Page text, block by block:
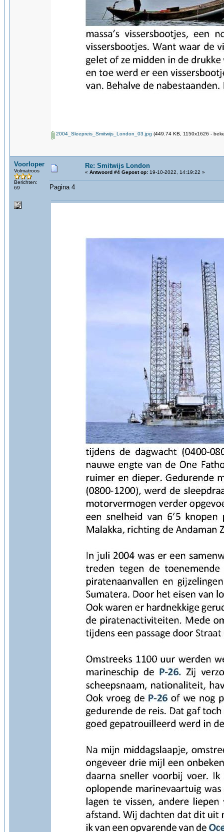
2004_Sleepreis_Smitwijs_London_03.jpg (449.74 KB, 1150x1626 -
Voorloper
Volmatroos
Berichten:
69
Re: Smitwijs London
« Antwoord #4 Gepost op: 19-10-2022, 14:19:22 »
Pagina 4